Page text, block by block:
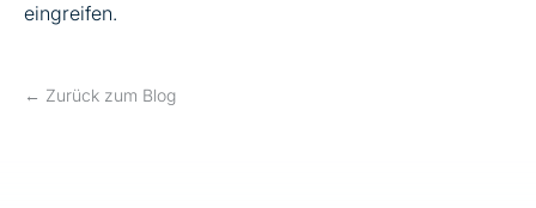
eingreifen.
← Zurück zum Blog